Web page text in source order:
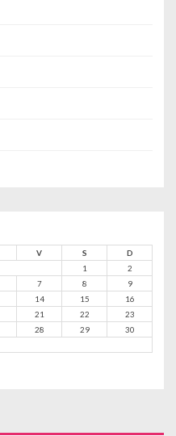
V S
D
1
2
7 8
9
14 15
16
21 22
23
28 29
30